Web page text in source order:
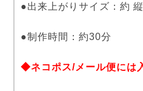
●出来上がりサイズ：約
●制作時間：約30分
◆ネコポス/メール便には